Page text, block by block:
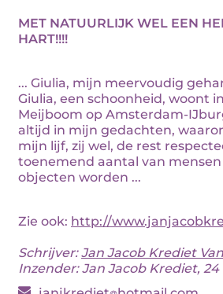
MET NATUURLIJK WEL EEN
HART!!!!
... Giulia, mijn meervoudig
Giulia, een schoonheid, woont
Meijboom op Amsterdam-
altijd in mijn gedachten,
mijn lijf, zij wel, de rest
toenemend aantal van
objecten worden ...
Zie ook: http://
Schrijver:Jan Jacob Krediet
Inzender: Jan Jacob Krediet,